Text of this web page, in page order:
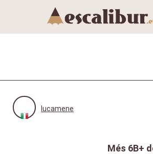
lucamene
Més 6B+